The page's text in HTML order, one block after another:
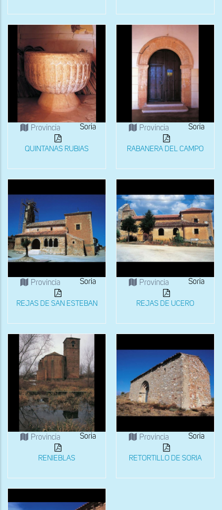
Provincia Soria
QUINTANAS RUBIAS
Provincia Soria
RABANERA DEL CAMPO
Provincia Soria
REJAS DE SAN ESTEBAN
Provincia Soria
REJAS DE UCERO
Provincia Soria
RENIEBLAS
Provincia Soria
RETORTILLO DE SORIA